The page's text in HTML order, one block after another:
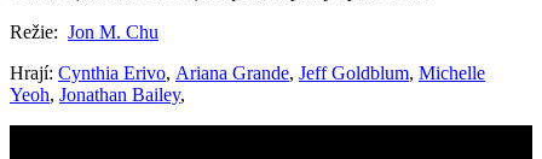
Režie: Jon M. Chu
Hrají: Cynthia Erivo, Ariana Grande, Jeff Goldblum, Michelle
Yeoh, Jonathan Bailey,